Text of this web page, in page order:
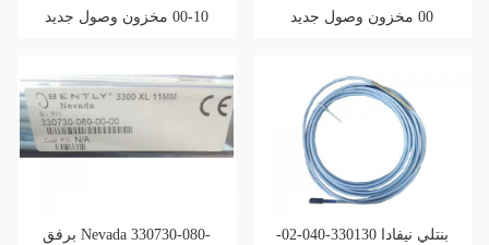
10-00 مخزون وصول جديد
00 مخزون وصول جديد
برفق Nevada 330730-080-
بنتلي نيفادا 330130-040-02-